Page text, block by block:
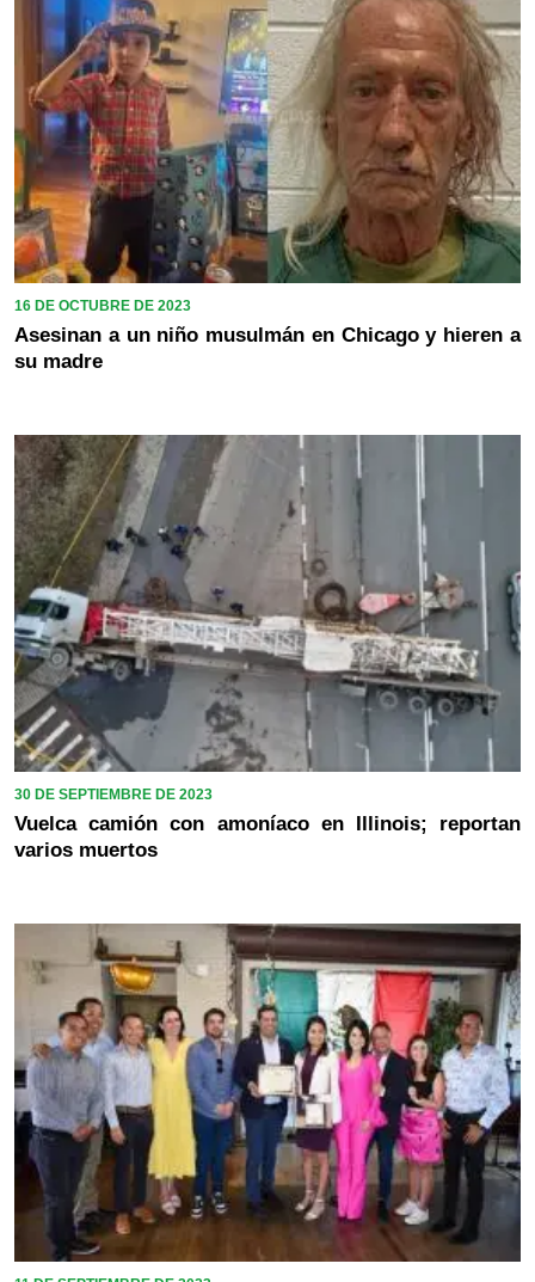
16 DE OCTUBRE DE 2023
Asesinan a un niño musulmán en Chicago y hieren a
su madre
30 DE SEPTIEMBRE DE 2023
Vuelca camión con amoníaco en Illinois; reportan
varios muertos